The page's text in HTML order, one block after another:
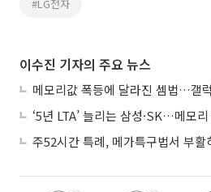
#LG전자
이수진 기자의 주요 뉴스